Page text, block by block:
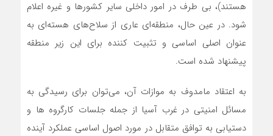
هستند)، بی طرف در امور داخلی سایر کشورها و غیره اعلام
شود. در عین حال، منطقه‌ای عاری از سلاح‌های هسته‌ای به
عنوان اصلی اساسی و تثبیت کننده برای این زیر منطقه
پیشنهاد شده است.
به اعتقاد مامدوف به موازات آن، می‌توان برای رسیدگی به
مسائل امنیتی در غرب آسیا از جمله جلسات کارگروه ها و
دستیابی به توافق متقابل در مورد اصول اساسی عملکرد آینده